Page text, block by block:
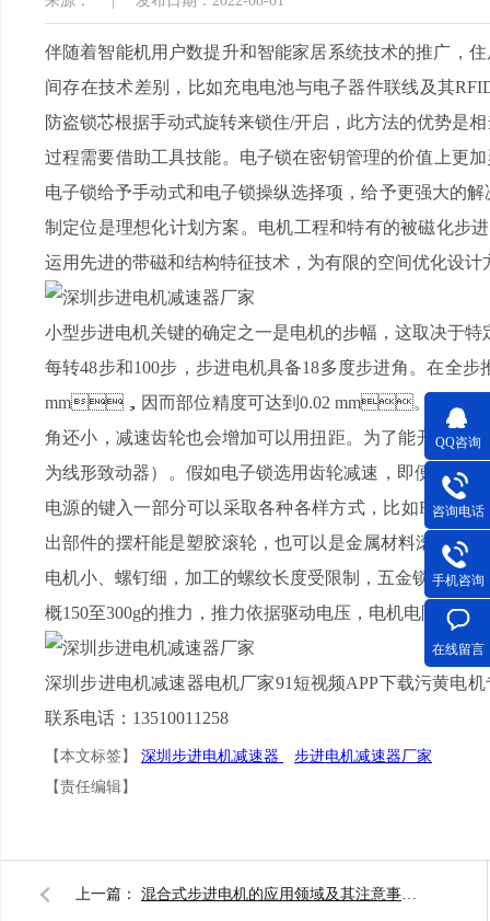
伴随着智能机用户数提升和智能家居系统技术的推广，
间存在技术差别，比如充电电池与电子器件联线及其
防盗锁芯根据手动式旋转来锁住/开启，此方法的优势是相
过程需要借助工具技能。电子锁在密钥管理的价值上更加
电子锁给予手动式和电子锁操纵选择项，给予更强大的解
制定位是理想化计划方案。电机工程和特有的被磁化步进
运用先进的带磁和结构特征技术，为有限的空间优化设计方
小型步进电机关键的确定之一是电机的步幅，这取决于特
每转48步和100步，步进电机具备18多度步进角。在
mm，因而部位精度可达到0.02 mm。
角还小，减速齿轮也会增加可以用扭距。为了能开展
为线形致动器）。假如电子锁选用齿轮减速，即便有
电源的键入一部分可以采取各种各样方式，比如FPC
出部件的摆杆能是塑胶滚轮，也可以是金属材料滚轮
电机小、螺钉细，加工的螺纹长度受限制，五金
概150至300g的推力，推力依据驱动电压，电机电阻器等而
深圳步进电机减速器电机厂家91短视频APP下载污黄电机
联系电话：13510011258
【本文标签】 深圳步进电机减速器
步进电机减速器厂家
【责任编辑】
上一篇： 混合式步进电机的应用领域及其注意事项：深圳减速步进电机电机厂家为您揭秘
QQ咨询
咨询电话
手机咨询
在线留言